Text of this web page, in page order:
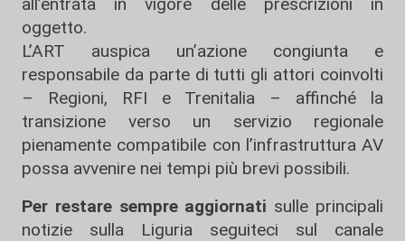
oggetto.
L’ART auspica un’azione congiunta e
responsabile da parte di tutti gli attori coinvolti
– Regioni, RFI e Trenitalia – affinché la
transizione verso un servizio regionale
pienamente compatibile con l’infrastruttura AV
possa avvenire nei tempi più brevi possibili.
Per restare sempre aggiornati sulle principali
notizie sulla Liguria seguiteci sul canale